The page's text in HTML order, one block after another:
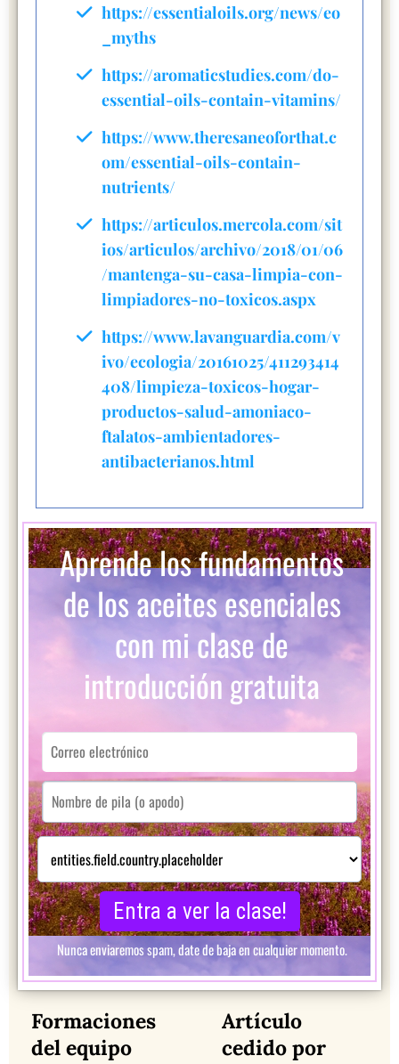
https://essentialoils.org/news/eo
_myths
https://aromaticstudies.com/do-
essential-oils-contain-vitamins/
https://www.theresaneoforthat.c
om/essential-oils-contain-
nutrients/
https://articulos.mercola.com/sit
ios/articulos/archivo/2018/01/06
/mantenga-su-casa-limpia-con-
limpiadores-no-toxicos.aspx
https://www.lavanguardia.com/v
ivo/ecologia/20161025/411293414
408/limpieza-toxicos-hogar-
productos-salud-amoniaco-
ftalatos-ambientadores-
antibacterianos.html
Formaciones
del equipo
Artículo
cedido por